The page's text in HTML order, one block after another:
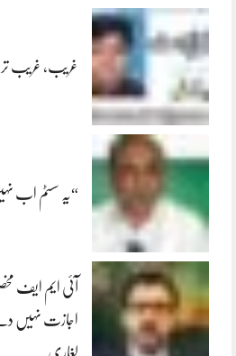
غریب، غریب تر
“یہ سسٹم اب
آئی ایم ایف
اجازت نہیں دے
لغاری